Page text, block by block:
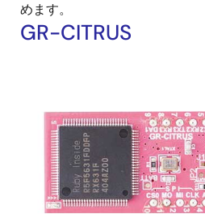
めます。
GR-CITRUS